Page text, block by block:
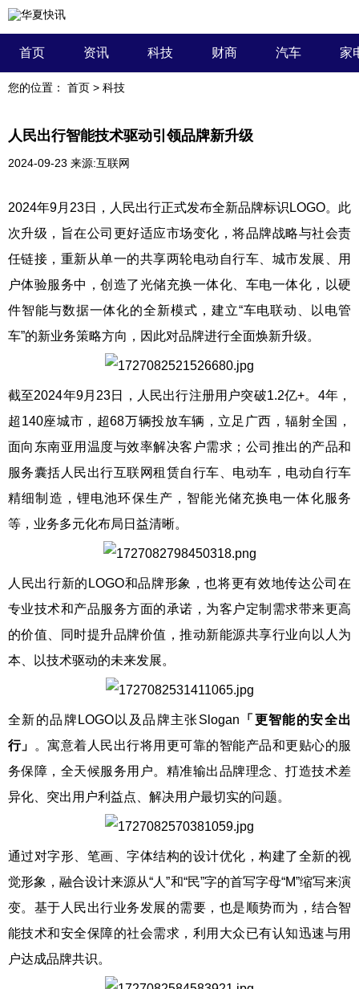
首页 资讯 科技 财商 汽车 家
您的位置： 首页 > 科技
人民出行智能技术驱动引领品牌新升级
2024-09-23 来源:互联网
2024年9月23日，人民出行正式发布全新品牌标识LOGO。此
次升级，旨在公司更好适应市场变化，将品牌战略与社会责
任链接，重新从单一的共享两轮电动自行车、城市发展、用
户体验服务中，创造了光储充换一体化、车电一体化，以硬
件智能与数据一体化的全新模式，建立“车电联动、以电管
车”的新业务策略方向，因此对品牌进行全面焕新升级。
截至2024年9月23日，人民出行注册用户突破1.2亿+。4年，
超140座城市，超68万辆投放车辆，立足广西，辐射全国，
面向东南亚用温度与效率解决客户需求；公司推出的产品和
服务囊括人民出行互联网租赁自行车、电动车，电动自行车
精细制造，锂电池环保生产，智能光储充换电一体化服务
等，业务多元化布局日益清晰。
人民出行新的LOGO和品牌形象，也将更有效地传达公司在
专业技术和产品服务方面的承诺，为客户定制需求带来更高
的价值、同时提升品牌价值，推动新能源共享行业向以人为
本、以技术驱动的未来发展。
全新的品牌LOGO以及品牌主张Slogan 「 更智能的安全出
行」
。寓意着人民出行将用更可靠的智能产品和更贴心的服
务保障，全天候服务用户。精准输出品牌理念、打造技术差
异化、突出用户利益点、解决用户最切实的问题。
通过对字形、笔画、字体结构的设计优化，构建了全新的视
觉形象，融合设计来源从“人”和“民”字的首写字母“M”缩写来演
变。基于人民出行业务发展的需要，也是顺势而为，结合智
能技术和安全保障的社会需求，利用大众已有认知迅速与用
户达成品牌共识。